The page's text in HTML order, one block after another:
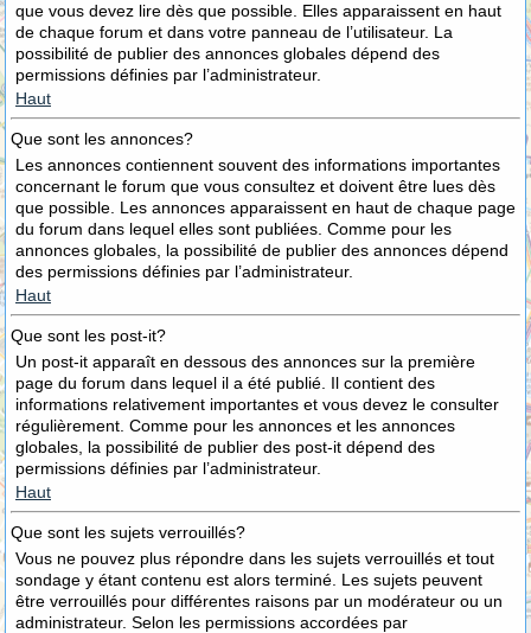
que vous devez lire dès que possible. Elles apparaissent en haut
de chaque forum et dans votre panneau de l’utilisateur. La
possibilité de publier des annonces globales dépend des
permissions définies par l’administrateur.
Haut
Que sont les annonces?
Les annonces contiennent souvent des informations importantes
concernant le forum que vous consultez et doivent être lues dès
que possible. Les annonces apparaissent en haut de chaque page
du forum dans lequel elles sont publiées. Comme pour les
annonces globales, la possibilité de publier des annonces dépend
des permissions définies par l’administrateur.
Haut
Que sont les post-it?
Un post-it apparaît en dessous des annonces sur la première
page du forum dans lequel il a été publié. Il contient des
informations relativement importantes et vous devez le consulter
régulièrement. Comme pour les annonces et les annonces
globales, la possibilité de publier des post-it dépend des
permissions définies par l’administrateur.
Haut
Que sont les sujets verrouillés?
Vous ne pouvez plus répondre dans les sujets verrouillés et tout
sondage y étant contenu est alors terminé. Les sujets peuvent
être verrouillés pour différentes raisons par un modérateur ou un
administrateur. Selon les permissions accordées par